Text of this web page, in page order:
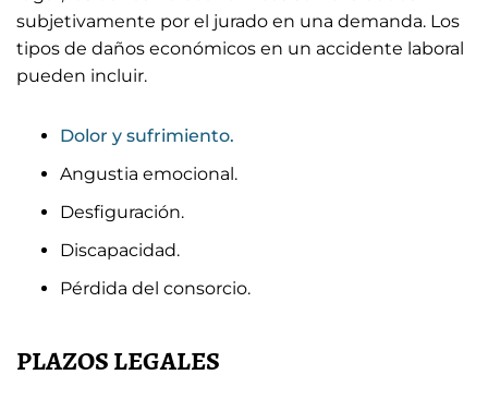
subjetivamente por el jurado en una demanda. Los
tipos de daños económicos en un accidente laboral
pueden incluir.
Dolor y sufrimiento.
Angustia emocional.
Desfiguración.
Discapacidad.
Pérdida del consorcio.
PLAZOS LEGALES